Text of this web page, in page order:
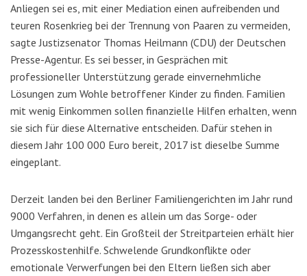
Anliegen sei es, mit einer Mediation einen aufreibenden und
teuren Rosenkrieg bei der Trennung von Paaren zu vermeiden,
sagte Justizsenator Thomas Heilmann (CDU) der Deutschen
Presse-Agentur. Es sei besser, in Gesprächen mit
professioneller Unterstützung gerade einvernehmliche
Lösungen zum Wohle betroffener Kinder zu finden. Familien
mit wenig Einkommen sollen finanzielle Hilfen erhalten, wenn
sie sich für diese Alternative entscheiden. Dafür stehen in
diesem Jahr 100 000 Euro bereit, 2017 ist dieselbe Summe
eingeplant.
Derzeit landen bei den Berliner Familiengerichten im Jahr rund
9000 Verfahren, in denen es allein um das Sorge- oder
Umgangsrecht geht. Ein Großteil der Streitparteien erhält hier
Prozesskostenhilfe. Schwelende Grundkonflikte oder
emotionale Verwerfungen bei den Eltern ließen sich aber